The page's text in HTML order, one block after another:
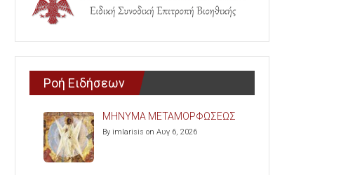
Ροή Ειδήσεων
ΜΗΝΥΜΑ ΜΕΤΑΜΟΡΦΩΣΕΩΣ
By imlarisis on Αυγ 6, 2026